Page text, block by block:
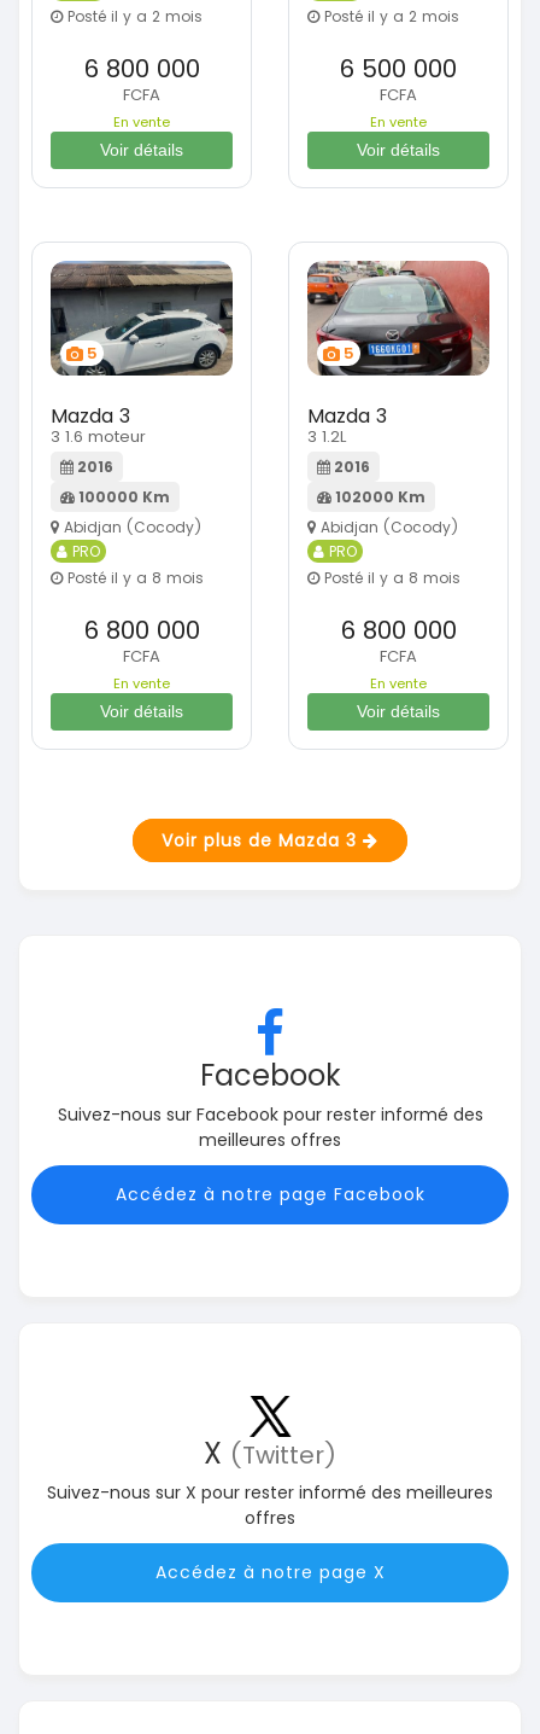
Posté il y a 2 mois
6 800 000
FCFA
En vente
Voir détails
Posté il y a 2 mois
6 500 000
FCFA
En vente
Voir détails
5
Mazda 3
3 1.6 moteur
2016
100000 Km
Abidjan (Cocody)
PRO
Posté il y a 8 mois
6 800 000
FCFA
En vente
Voir détails
5
Mazda 3
3 1.2L
2016
102000 Km
Abidjan (Cocody)
PRO
Posté il y a 8 mois
6 800 000
FCFA
En vente
Voir détails
Voir plus de Mazda 3
Facebook
Suivez-nous sur Facebook pour rester informé des
meilleures offres
Accédez à notre page Facebook
X (Twitter)
Suivez-nous sur X pour rester informé des meilleures
offres
Accédez à notre page X